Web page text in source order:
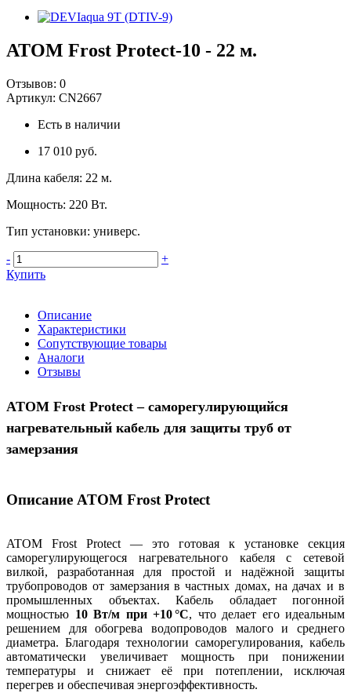
ATOM Frost Protect-10 - 22 м.
Отзывов: 0
Артикул: CN2667
Есть в наличии
17 010 руб.
Длина кабеля: 22 м.
Мощность: 220 Вт.
Тип установки: универс.
-
+
Купить
Описание
Характеристики
Сопутствующие товары
Аналоги
Отзывы
ATOM Frost Protect – саморегулирующийся
нагревательный кабель для защиты труб от
замерзания
Описание ATOM Frost Protect
ATOM Frost Protect — это готовая к установке секция
саморегулирующегося нагревательного кабеля с сетевой
вилкой, разработанная для простой и надёжной защиты
трубопроводов от замерзания в частных домах, на дачах и в
промышленных объектах. Кабель обладает погонной
мощностью 10 Вт/м при +10 °C, что делает его идеальным
решением для обогрева водопроводов малого и среднего
диаметра. Благодаря технологии саморегулирования, кабель
автоматически увеличивает мощность при понижении
температуры и снижает её при потеплении, исключая
перегрев и обеспечивая энергоэффективность.